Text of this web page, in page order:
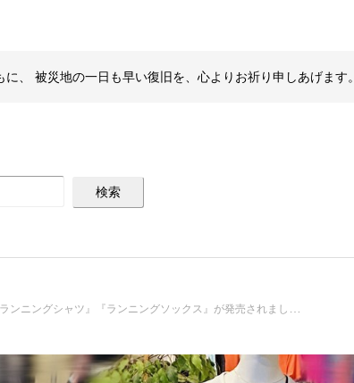
、 被災地の一日も早い復旧を、心よりお祈り申しあげます。
ニングシャツ』『ランニングソックス』が発売されました！